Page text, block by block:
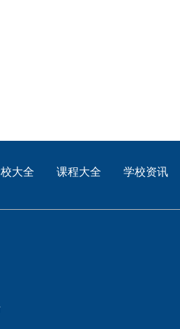
大全 课程大全 学校资讯